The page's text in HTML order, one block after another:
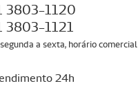
3803-1120
3803-1121
a sexta, horário comercial
24h